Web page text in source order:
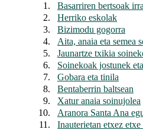
1.
Basarriren bertsoak
2.
Herriko eskolak
3.
Bizimodu gogorra
4.
Aita, anaia eta semea
5.
Jaunartze txikia
6.
Soinekoak jostunek
7.
Gobara eta tinila
8.
Bentaberrin baltsean
9.
Xatur anaia soinujolea
10.
Aranora Santa Ana
11.
Inauterietan etxez